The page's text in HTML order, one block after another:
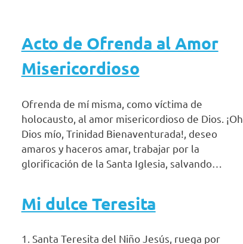
Acto de Ofrenda al Amor
Misericordioso
Ofrenda de mí misma, como víctima de
holocausto, al amor misericordioso de Dios. ¡Oh,
Dios mío, Trinidad Bienaventurada!, deseo
amaros y haceros amar, trabajar por la
glorificación de la Santa Iglesia, salvando…
Mi dulce Teresita
1. Santa Teresita del Niño Jesús, ruega por